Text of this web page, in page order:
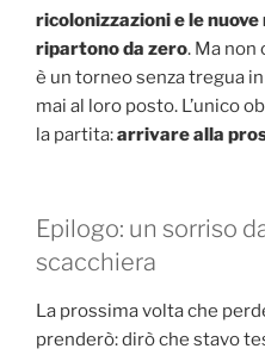
ricolonizzazioni e le
ripartono da zero. Ma non
è un torneo senza tregua
mai al loro posto. L’unico
la partita:arrivare alla
Epilogo: un sorriso
scacchiera
La prossima volta che
prenderò: dirò che stavo